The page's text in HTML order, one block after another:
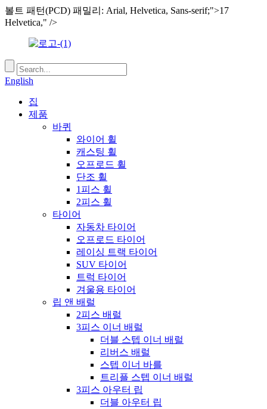
볼트 패턴(PCD) 패밀리: Arial, Helvetica, Sans-serif;">17
Helvetica," />
English
집
제품
바퀴
와이어 휠
캐스팅 휠
오프로드 휠
단조 휠
1피스 휠
2피스 휠
타이어
자동차 타이어
오프로드 타이어
레이싱 트랙 타이어
SUV 타이어
트럭 타이어
겨울용 타이어
립 앤 배럴
2피스 배럴
3피스 이너 배럴
더블 스텝 이너 배럴
리버스 배럴
스텝 이너 바를
트리플 스텝 이너 배럴
3피스 아우터 립
더블 아우터 립